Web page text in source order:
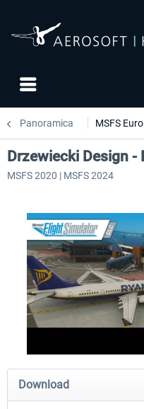
Panoramica MSFS
Aerosoft Airport Cologne/
Drzewiecki Design -
MSFS 2020 | MSFS 2024
Download